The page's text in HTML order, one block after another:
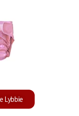
Lybbie